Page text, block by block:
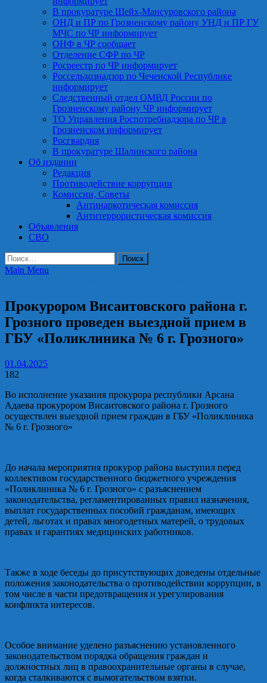
В прокуратуре Шейх-Мансуровского района
ОНД и ПР по Грозненскому району УНД и ПР ГУ
МЧС по ЧР информирует
ОНФ в ЧР сообщает
Отделение СФР по ЧР
Росреестр по ЧР информирует
Россельхознадзор по Чеченской Республике
информирует
Следственный отдел ОМВД России по
Грозненскому району ЧР информирует
ТО Управления Роспотребнадзора по ЧР в
Грозненском информирует
Росгвардия
В прокуратуре Шалинского района
Об издании
Редакция
Противодействие коррупции
Комиссии, Советы
Антинаркотическая комиссия
Антитеррористическая комиссия
Объявления
СВО
Найти:
Main Menu
Прокурором Висаитовского района г.
Грозного проведен выездной прием в
ГБУ «Поликлиника № 6 г. Грозного»
01.04.2025
182
Во исполнение указания прокурора республики Арсана
Адаева прокурором Висаитовского района г. Грозного
осуществлен выездной прием граждан в ГБУ «Поликлиника
№ 6 г. Грозного»
До начала мероприятия прокурор района выступил перед
коллективом государственного бюджетного учреждения
«Поликлиника № 6 г. Грозного» с разъяснением
законодательства, регламентированных правил назначения,
выплат государственных пособий гражданам, имеющих
детей, льготах и правах многодетных матерей, о трудовых
правах и гарантиях медицинских работников.
Также в ходе беседы до присутствующих доведены отдельные
положения законодательства о противодействии коррупции, в
том числе в части предотвращения и урегулирования
конфликта интересов.
Особое внимание уделено разъяснению установленного
законодательством порядка обращения граждан и
должностных лиц в правоохранительные органы в случае,
когда сталкиваются с вымогательством взятки.